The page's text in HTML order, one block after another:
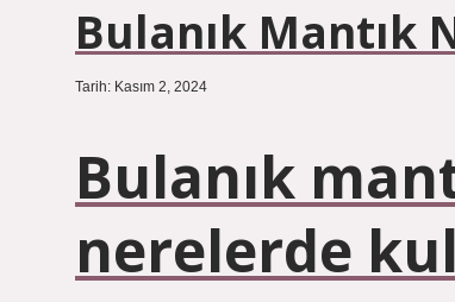
Bulanık Mantık
Tarih: Kasım 2, 2024
Bulanık
nerelerde